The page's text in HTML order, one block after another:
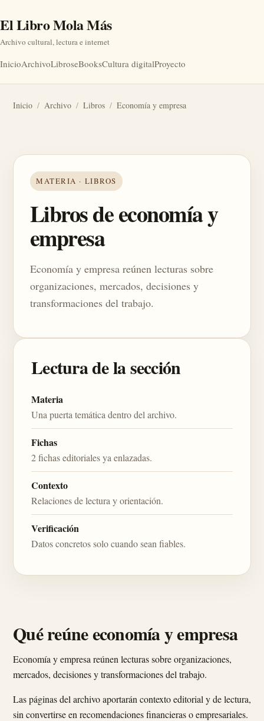
El Libro Mola Más
Archivo cultural, lectura e internet
InicioArchivoLibroseBooksCultura digitalProyecto
Inicio / Archivo / Libros / Economía y empresa
MATERIA · LIBROS
Libros de economía y
empresa
Economía y empresa reúnen lecturas sobre
organizaciones, mercados, decisiones y
transformaciones del trabajo.
Lectura de la sección
Materia
Una puerta temática dentro del archivo.
Fichas
2 fichas editoriales ya enlazadas.
Contexto
Relaciones de lectura y orientación.
Verificación
Datos concretos solo cuando sean fiables.
Qué reúne economía y empresa
Economía y empresa reúnen lecturas sobre organizaciones,
mercados, decisiones y transformaciones del trabajo.
Las páginas del archivo aportarán contexto editorial y de lectura,
sin convertirse en recomendaciones financieras o empresariales.